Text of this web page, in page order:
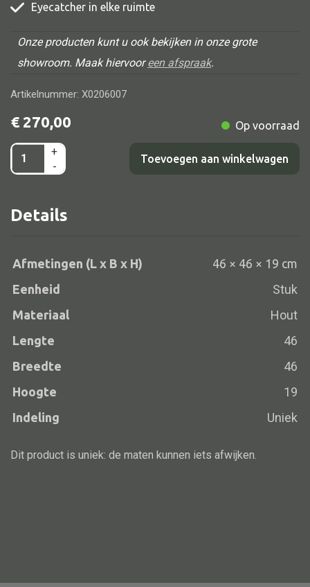
Bank gestoffeerd
Bank IJzer
Chaise longues
Poef
Alle lampen
Tafellamp
Vloerlamp
Wandlamp
Lampenkappen
Alle deco
Eyecatcher in elke ruimte
Onze producten kunt u ook bekijken in onze grote
showroom. Maak hiervooreen afspraak.
Artikelnummer: X0206007
€ 270,00 Op voorraad
Nepal
schaal
aantal
+
-
Toevoegen aan winkelwagen
Details
Afmetingen (L x B x H)
46 × 46 × 19 cm
Eenheid
Stuk
Materiaal Hout
Lengte 46
Breedte 46
Hoogte 19
Indeling Uniek
Dit product is uniek: de maten kunnen iets afwijken.